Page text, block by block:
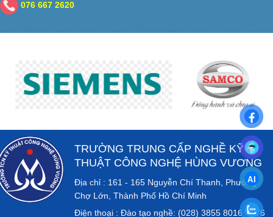
076 667 2620
TRƯỜNG TRUNG CẤP NGHỀ KỸ
THUẬT CÔNG NGHỆ HÙNG VƯƠNG
Địa chỉ : 161 - 165 Nguyễn Chí Thanh, Phường
Chợ Lớn, Thành Phố Hồ Chí Minh
Điện thoại : Đào tạo nghề: (028) 3855 8016 - 076